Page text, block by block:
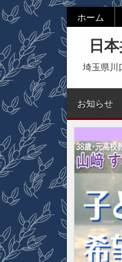
Skip
content
ホーム
日本
埼玉県川
お知らせ